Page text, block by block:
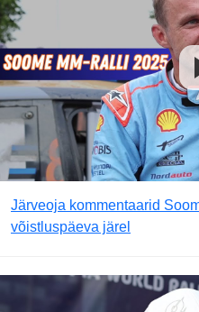
Järveoja kommentaarid
võistluspäeva järel